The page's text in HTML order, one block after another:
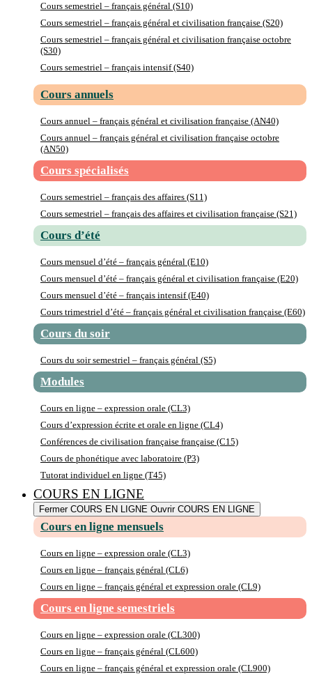
Cours semestriel – français général (S10)
Cours semestriel – français général et civilisation française (S20)
Cours semestriel – français général et civilisation française octobre
(S30)
Cours semestriel – français intensif (S40)
Cours annuels
Cours annuel – français général et civilisation française (AN40)
Cours annuel – français général et civilisation française octobre
(AN50)
Cours spécialisés
Cours semestriel – français des affaires (S11)
Cours semestriel – français des affaires et civilisation française (S21)
Cours d’été
Cours mensuel d’été – français général (E10)
Cours mensuel d’été – français général et civilisation française (E20)
Cours mensuel d’été – français intensif (E40)
Cours trimestriel d’été – français général et civilisation française (E60)
Cours du soir
Cours du soir semestriel – français général (S5)
Modules
Cours en ligne – expression orale (CL3)
Cours d’expression écrite et orale en ligne (CL4)
Conférences de civilisation française française (C15)
Cours de phonétique avec laboratoire (P3)
Tutorat individuel en ligne (T45)
COURS EN LIGNE
Fermer COURS EN LIGNE Ouvrir COURS EN LIGNE
Cours en ligne mensuels
Cours en ligne – expression orale (CL3)
Cours en ligne – français général (CL6)
Cours en ligne – français général et expression orale (CL9)
Cours en ligne semestriels
Cours en ligne – expression orale (CL300)
Cours en ligne – français général (CL600)
Cours en ligne – français général et expression orale (CL900)